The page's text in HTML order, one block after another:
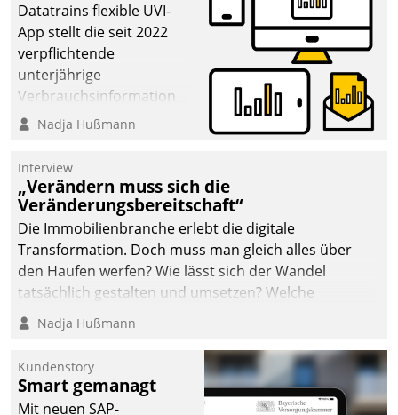
Datatrains flexible UVI-
App stellt die seit 2022
verpflichtende
unterjährige
Verbrauchsinformation
schnell, zuverlässig und
Die monatlichen
Mitteilungen zum
Heizungs- und
Wasserverbrauch gehen
automatisiert, vollständig
und auf Wunsch über
mehrere zuvor
Kommunikationswege bei
Nadja Hußmann
Interview
„Verändern muss sich die
Veränderungsbereitschaft“
Die Immobilienbranche erlebt die digitale
Transformation. Doch muss man gleich alles über
den Haufen werfen? Wie lässt sich der Wandel
tatsächlich gestalten und umsetzen? Welche
Argumente zählen wirklich?
Nadja Hußmann
Kundenstory
Smart gemanagt
Mit neuen SAP-